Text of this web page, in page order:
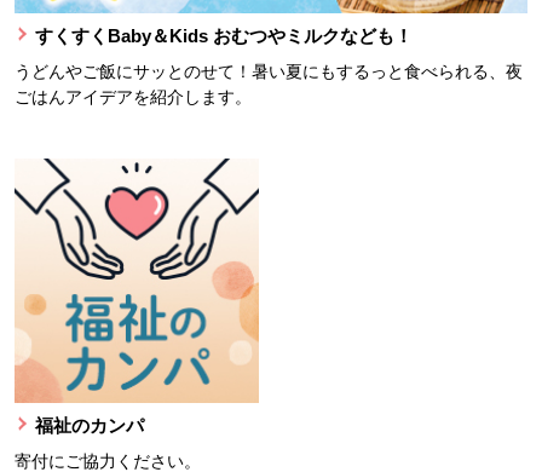
すくすくBaby＆Kids おむつやミルクなども！
うどんやご飯にサッとのせて！暑い夏にもするっと食べられる、夜
ごはんアイデアを紹介します。
福祉のカンパ
寄付にご協力ください。